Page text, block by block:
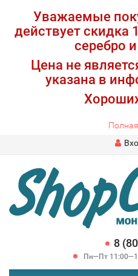
Уважаемые
действует скидка
серебро
Цена не
указана в
8
Пн—Пт